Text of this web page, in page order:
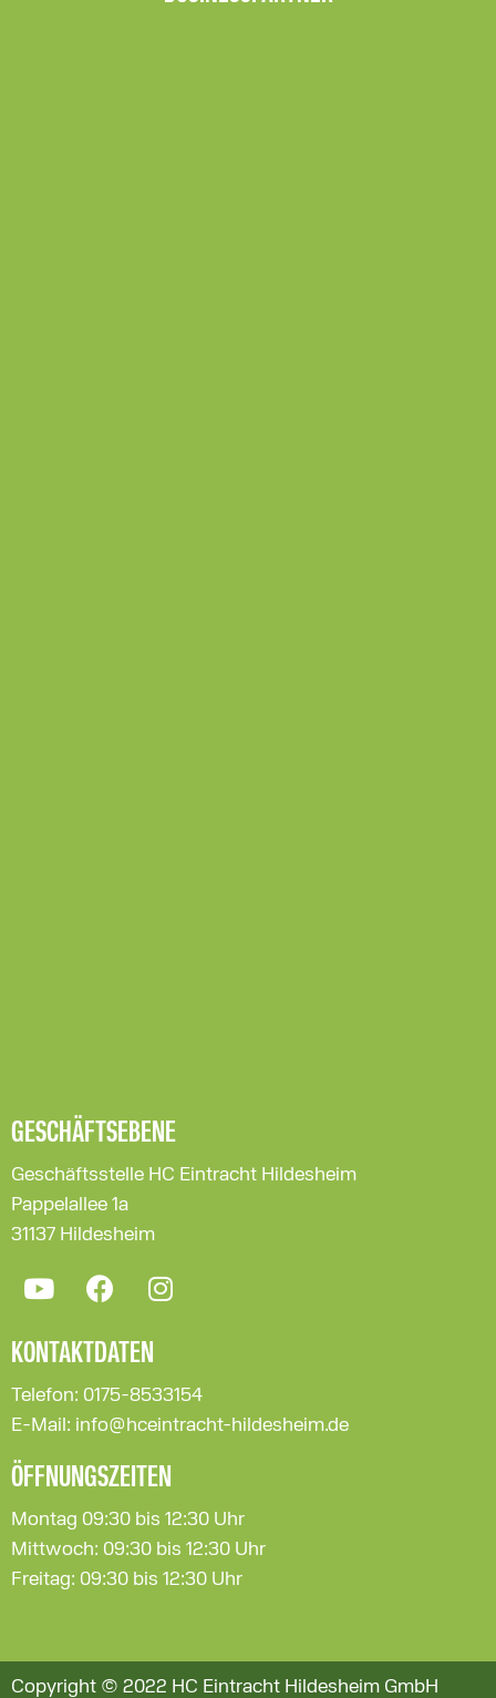
GESCHÄFTSEBENE
Geschäftsstelle HC Eintracht Hildesheim
Pappelallee 1a
31137 Hildesheim
KONTAKTDATEN
Telefon: 0175-8533154
E-Mail: info@hceintracht-hildesheim.de
ÖFFNUNGSZEITEN
Montag 09:30 bis 12:30 Uhr
Mittwoch: 09:30 bis 12:30 Uhr
Freitag: 09:30 bis 12:30 Uhr
Copyright © 2022 HC Eintracht Hildesheim GmbH